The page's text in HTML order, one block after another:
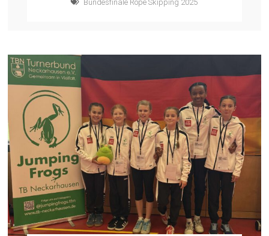
Bundesfinale Rope Skipping 2025